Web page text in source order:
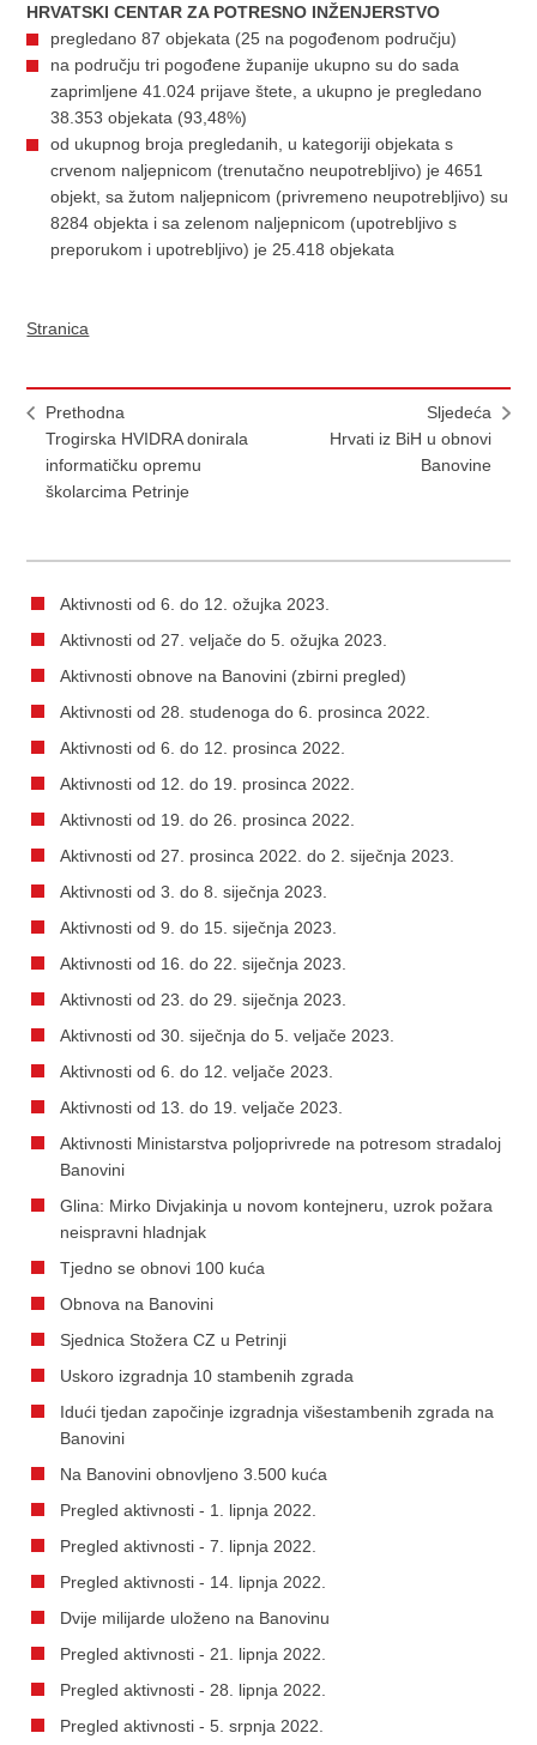
HRVATSKI CENTAR ZA POTRESNO INŽENJERSTVO
pregledano 87 objekata (25 na pogođenom području)
na području tri pogođene županije ukupno su do sada
zaprimljene 41.024 prijave štete, a ukupno je pregledano
38.353 objekata (93,48%)
od ukupnog broja pregledanih, u kategoriji objekata s
crvenom naljepnicom (trenutačno neupotrebljivo) je 4651
objekt, sa žutom naljepnicom (privremeno neupotrebljivo) su
8284 objekta i sa zelenom naljepnicom (upotrebljivo s
preporukom i upotrebljivo) je 25.418 objekata
Stranica
Prethodna
Trogirska HVIDRA donirala
informatičku opremu
školarcima Petrinje
Sljedeća
Hrvati iz BiH u obnovi
Banovine
Aktivnosti od 6. do 12. ožujka 2023.
Aktivnosti od 27. veljače do 5. ožujka 2023.
Aktivnosti obnove na Banovini (zbirni pregled)
Aktivnosti od 28. studenoga do 6. prosinca 2022.
Aktivnosti od 6. do 12. prosinca 2022.
Aktivnosti od 12. do 19. prosinca 2022.
Aktivnosti od 19. do 26. prosinca 2022.
Aktivnosti od 27. prosinca 2022. do 2. siječnja 2023.
Aktivnosti od 3. do 8. siječnja 2023.
Aktivnosti od 9. do 15. siječnja 2023.
Aktivnosti od 16. do 22. siječnja 2023.
Aktivnosti od 23. do 29. siječnja 2023.
Aktivnosti od 30. siječnja do 5. veljače 2023.
Aktivnosti od 6. do 12. veljače 2023.
Aktivnosti od 13. do 19. veljače 2023.
Aktivnosti Ministarstva poljoprivrede na potresom stradaloj
Banovini
Glina: Mirko Divjakinja u novom kontejneru, uzrok požara
neispravni hladnjak
Tjedno se obnovi 100 kuća
Obnova na Banovini
Sjednica Stožera CZ u Petrinji
Uskoro izgradnja 10 stambenih zgrada
Idući tjedan započinje izgradnja višestambenih zgrada na
Banovini
Na Banovini obnovljeno 3.500 kuća
Pregled aktivnosti - 1. lipnja 2022.
Pregled aktivnosti - 7. lipnja 2022.
Pregled aktivnosti - 14. lipnja 2022.
Dvije milijarde uloženo na Banovinu
Pregled aktivnosti - 21. lipnja 2022.
Pregled aktivnosti - 28. lipnja 2022.
Pregled aktivnosti - 5. srpnja 2022.